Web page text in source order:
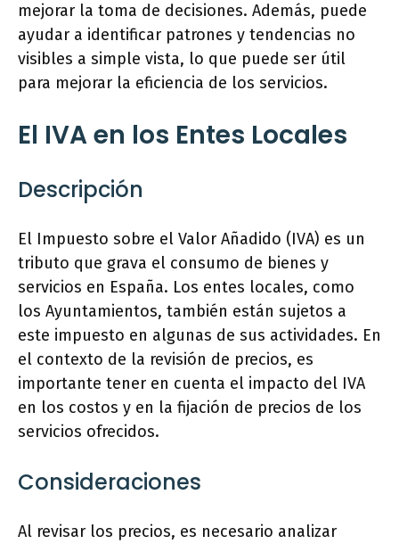
mejorar la toma de decisiones. Además, puede
ayudar a identificar patrones y tendencias no
visibles a simple vista, lo que puede ser útil
para mejorar la eficiencia de los servicios.
El IVA en los Entes Locales
Descripción
El Impuesto sobre el Valor Añadido (IVA) es un
tributo que grava el consumo de bienes y
servicios en España. Los entes locales, como
los Ayuntamientos, también están sujetos a
este impuesto en algunas de sus actividades. En
el contexto de la revisión de precios, es
importante tener en cuenta el impacto del IVA
en los costos y en la fijación de precios de los
servicios ofrecidos.
Consideraciones
Al revisar los precios, es necesario analizar